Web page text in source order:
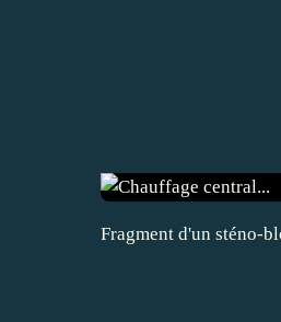
Fragment d'un sténo-